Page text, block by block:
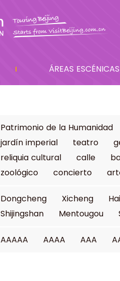
ÁREAS ESCÉNICAS
Patrimonio de la Humanidad
jardín imperial
teatro
reliquia cultural
calle
zoológico
concierto
Dongcheng Xicheng
Shijingshan
Mentougou
AAAAA AAAA AAA